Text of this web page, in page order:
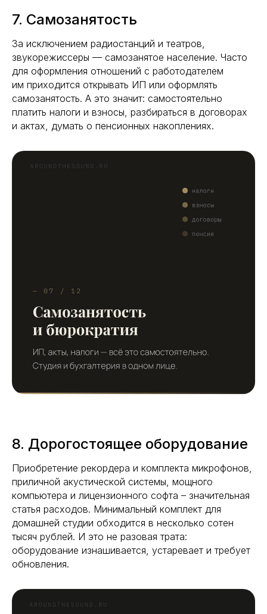
7. Самозанятость
За исключением радиостанций и театров,
звукорежиссеры — самозанятое население. Часто
для оформления отношений с работодателем
им приходится открывать ИП или оформлять
самозанятость. А это значит: самостоятельно
платить налоги и взносы, разбираться в договорах
и актах, думать о пенсионных накоплениях.
8. Дорогостоящее оборудование
Приобретение рекордера и комплекта микрофонов,
приличной акустической системы, мощного
компьютера и лицензионного софта – значительная
статья расходов. Минимальный комплект для
домашней студии обходится в несколько сотен
тысяч рублей. И это не разовая трата:
оборудование изнашивается, устаревает и требует
обновления.